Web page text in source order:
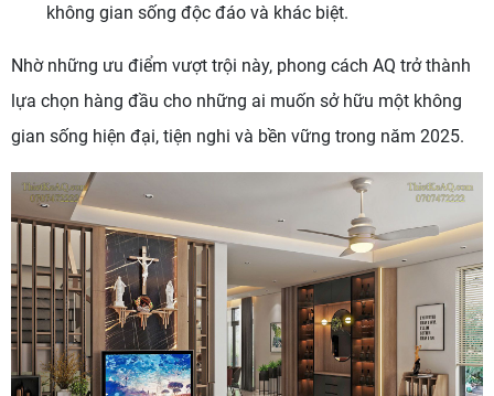
không gian sống độc đáo và khác biệt.
Nhờ những ưu điểm vượt trội này, phong cách AQ trở thành
lựa chọn hàng đầu cho những ai muốn sở hữu một không
gian sống hiện đại, tiện nghi và bền vững trong năm 2025.